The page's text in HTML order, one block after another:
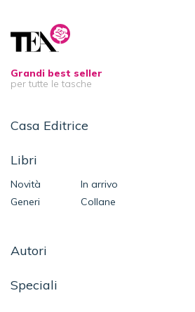
Grandi best seller
per tutte le tasche
Casa Editrice
Libri
Novità
In arrivo
Generi
Collane
Autori
Speciali